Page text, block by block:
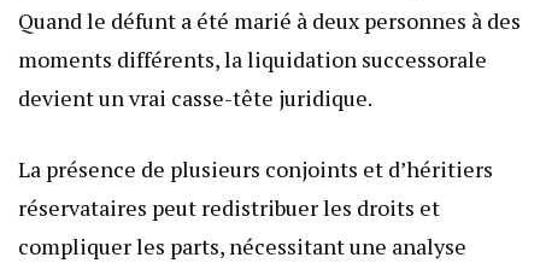
Quand le défunt a été marié à deux personnes à des
moments différents, la liquidation successorale
devient un vrai casse-tête juridique.
La présence de plusieurs conjoints et d’héritiers
réservataires peut redistribuer les droits et
compliquer les parts, nécessitant une analyse